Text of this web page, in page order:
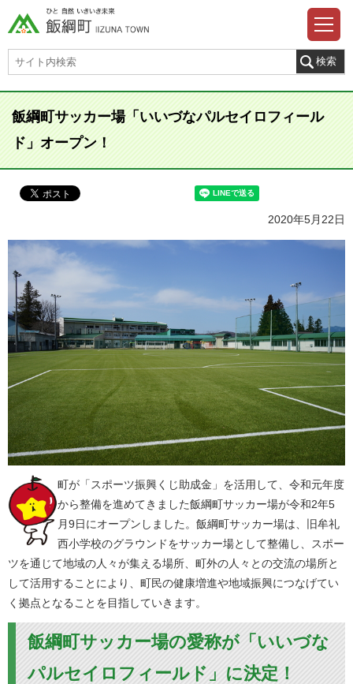
飯綱町サッカー場「いいづなパルセイロフィール
ド」オープン！
2020年5月22日
町が「スポーツ振興くじ助成金」を活用して、令和元年度
から整備を進めてきました飯綱町サッカー場が令和2年5
月9日にオープンしました。飯綱町サッカー場は、旧牟礼
西小学校のグラウンドをサッカー場として整備し、スポー
ツを通じて地域の人々が集える場所、町外の人々との交流の場所と
して活用することにより、町民の健康増進や地域振興につなげてい
く拠点となることを目指していきます。
飯綱町サッカー場の愛称が「いいづな
パルセイロフィールド」に決定！